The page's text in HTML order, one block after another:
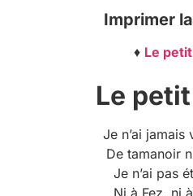
Imprimer
♦ Le
Le
Je n’ai jamais
De tamanoir
Je n’ai pas
Ni à Fez, ni